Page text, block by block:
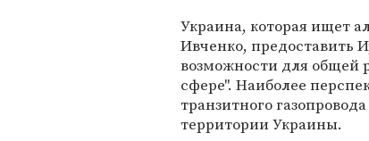
Украина, которая ищет
Ивченко, предоставить
возможности для общей
сфере". Наиболее
транзитного
территории Украины.